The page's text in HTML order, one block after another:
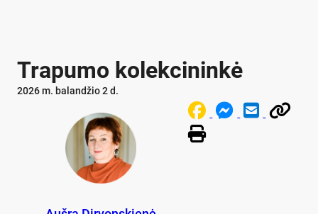
Trapumo kolekcininkė
2026 m. balandžio 2 d.